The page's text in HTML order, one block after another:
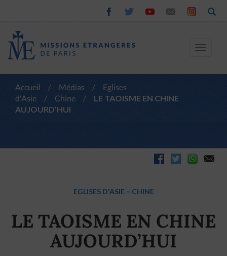
Toggle
Accueil / Médias /
Eglises
d'Asie
/ Chine /
LE TAOISME EN CHINE
AUJOURD’HUI
EGLISES D'ASIE – CHINE
LE TAOISME EN CHINE
AUJOURD’HUI